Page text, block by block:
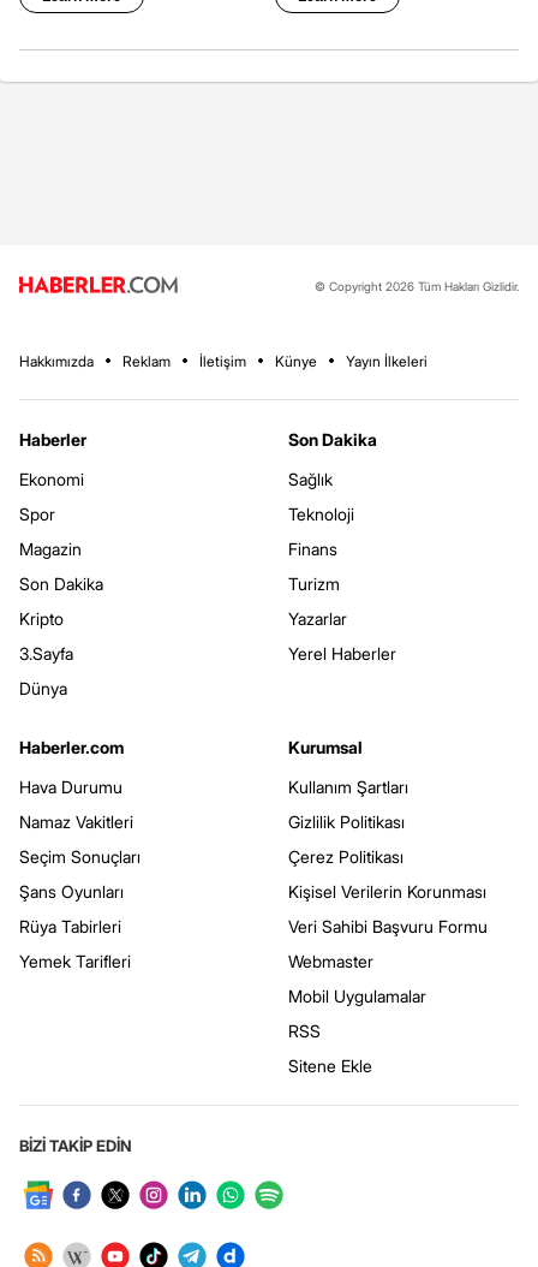
© Copyright 2026 Tüm Hakları Gizlidir.
Hakkımızda Reklam İletişim Künye Yayın İlkeleri
Haberler
Ekonomi
Spor
Magazin
Son Dakika
Kripto
3.Sayfa
Dünya
Son Dakika
Sağlık
Teknoloji
Finans
Turizm
Yazarlar
Yerel Haberler
Haberler.com
Hava Durumu
Namaz Vakitleri
Seçim Sonuçları
Şans Oyunları
Rüya Tabirleri
Yemek Tarifleri
Kurumsal
Kullanım Şartları
Gizlilik Politikası
Çerez Politikası
Kişisel Verilerin Korunması
Veri Sahibi Başvuru Formu
Webmaster
Mobil Uygulamalar
RSS
Sitene Ekle
BİZİ TAKİP EDİN